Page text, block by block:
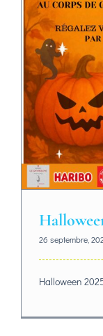
26 septembre,
Halloween